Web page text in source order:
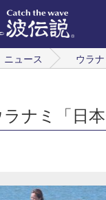
ニュース ウラナ
ナミ「日本